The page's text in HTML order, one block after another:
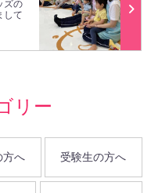
ズの
して
リー
方へ 受験生の方へ